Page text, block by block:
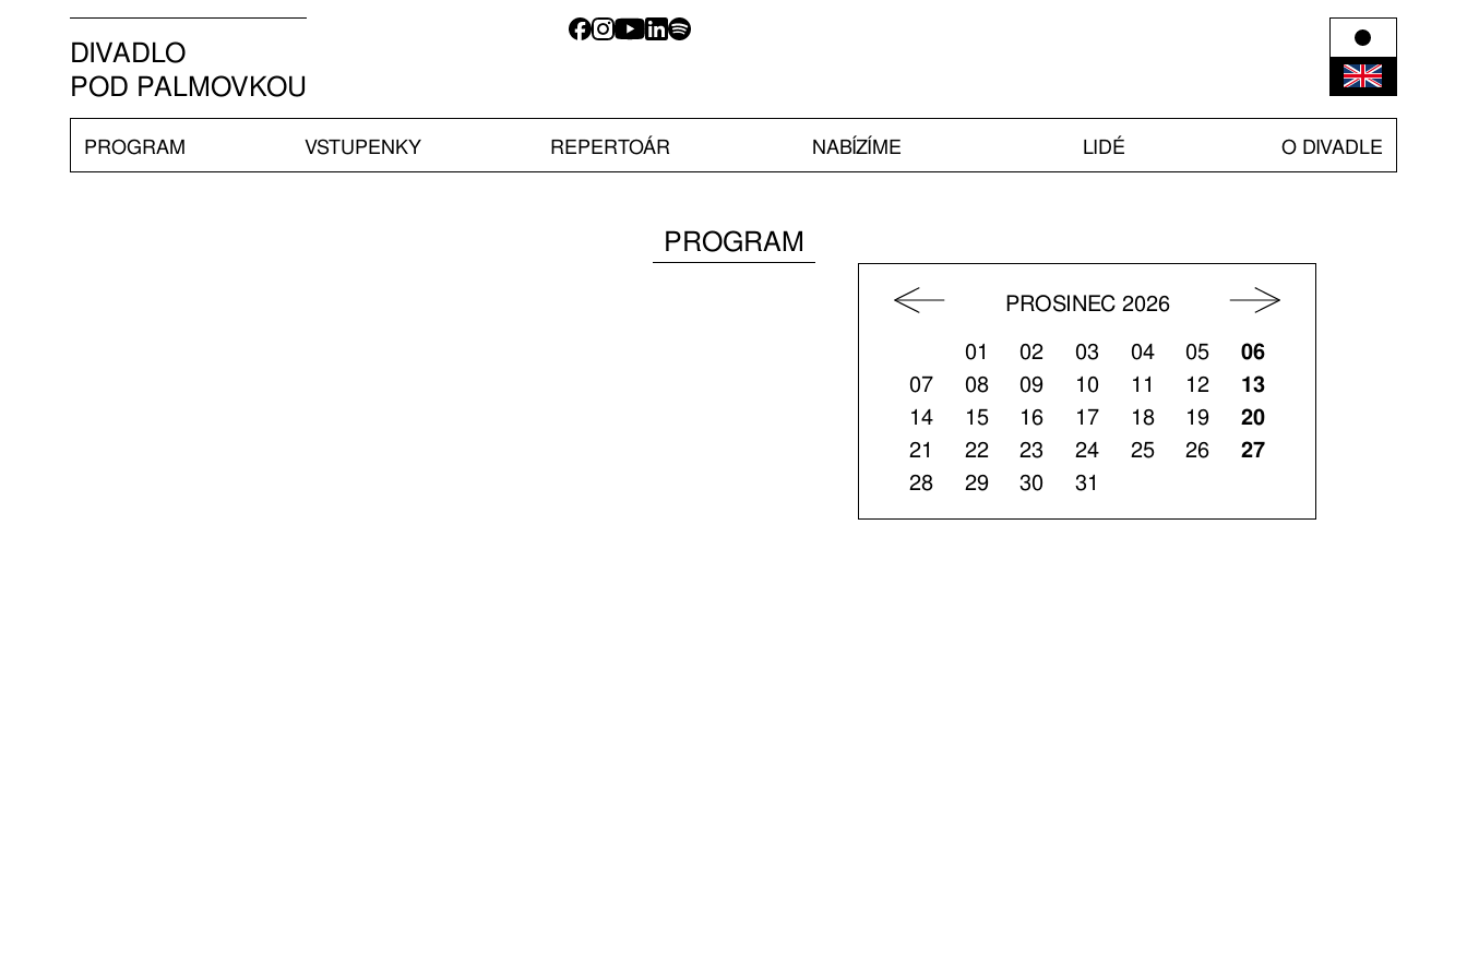
DIVADLO
POD PALMOVKOU
PROGRAM VSTUPENKY REPERTOÁR NABÍZÍME LIDÉ O DIVADLE
PROGRAM
PROSINEC 2026
01
02 03 04 05
06
07
08 09 10 11 12
13
14
15 16 17 18 19
20
21
22 23 24 25 26
27
28
29 30 31